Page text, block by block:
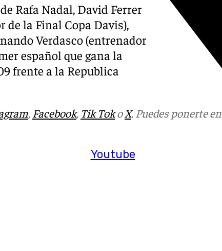
Youtube
Rafa Nadal, David Ferrer
de la Final Copa Davis),
Verdasco (entrenador
español que gana la
frente a la Republica
, Facebook, Tik TokoX. Puedes ponerte